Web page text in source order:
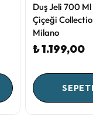
Duş Jeli 700
Çiçeği
Milano
₺ 1.199,00